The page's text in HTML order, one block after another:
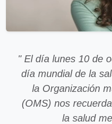
" El día lunes 10 de
día mundial de la
la Organización
(OMS) nos
la salud